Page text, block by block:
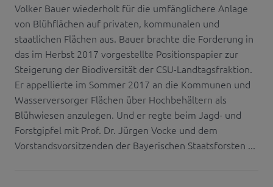
Volker Bauer wiederholt für die umfänglichere Anlage
von Blühflächen auf privaten, kommunalen und
staatlichen Flächen aus. Bauer brachte die Forderung in
das im Herbst 2017 vorgestellte Positionspapier zur
Steigerung der Biodiversität der CSU-Landtagsfraktion.
Er appellierte im Sommer 2017 an die Kommunen und
Wasserversorger Flächen über Hochbehältern als
Blühwiesen anzulegen. Und er regte beim Jagd- und
Forstgipfel mit Prof. Dr. Jürgen Vocke und dem
Vorstandsvorsitzenden der Bayerischen Staatsforsten ...